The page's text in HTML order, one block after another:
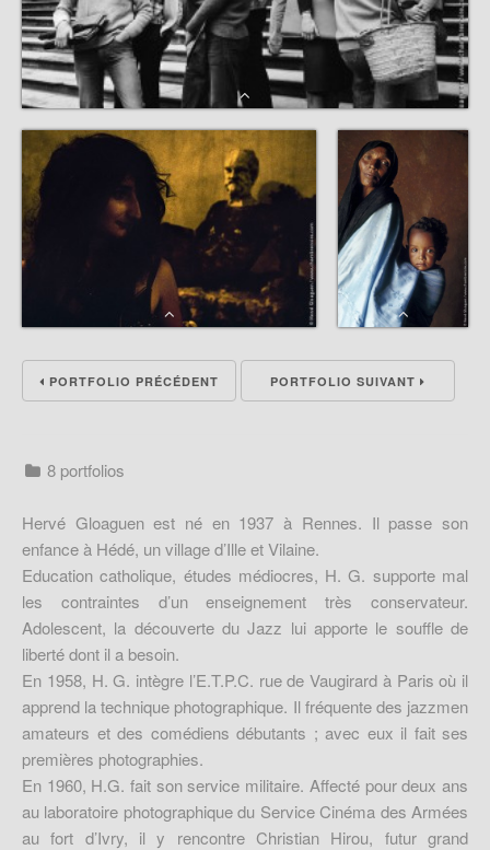
PORTFOLIO PRÉCÉDENT PORTFOLIO SUIVANT
8 portfolios
Hervé Gloaguen est né en 1937 à Rennes. Il passe son
enfance à Hédé, un village d’Ille et Vilaine.
Education catholique, études médiocres, H. G. supporte mal
les contraintes d’un enseignement très conservateur.
Adolescent, la découverte du Jazz lui apporte le souffle de
liberté dont il a besoin.
En 1958, H. G. intègre l’E.T.P.C. rue de Vaugirard à Paris où il
apprend la technique photographique. Il fréquente des jazzmen
amateurs et des comédiens débutants ; avec eux il fait ses
premières photographies.
En 1960, H.G. fait son service militaire. Affecté pour deux ans
au laboratoire photographique du Service Cinéma des Armées
au fort d’Ivry, il y rencontre Christian Hirou, futur grand